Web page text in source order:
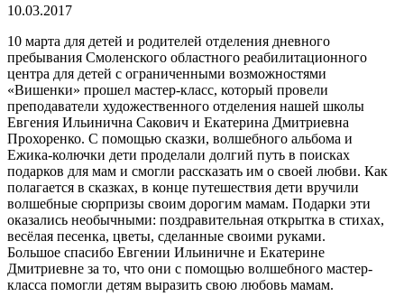
10.03.2017
10 марта для детей и родителей отделения дневного
пребывания Смоленского областного реабилитационного
центра для детей с ограниченными возможностями
«Вишенки» прошел мастер-класс, который провели
преподаватели художественного отделения нашей школы
Евгения Ильинична Сакович и Екатерина Дмитриевна
Прохоренко. С помощью сказки, волшебного альбома и
Ежика-колючки дети проделали долгий путь в поисках
подарков для мам и смогли рассказать им о своей любви. Как
полагается в сказках, в конце путешествия дети вручили
волшебные сюрпризы своим дорогим мамам. Подарки эти
оказались необычными: поздравительная открытка в стихах,
весёлая песенка, цветы, сделанные своими руками.
Большое спасибо Евгении Ильиничне и Екатерине
Дмитриевне за то, что они с помощью волшебного мастер-
класса помогли детям выразить свою любовь мамам.